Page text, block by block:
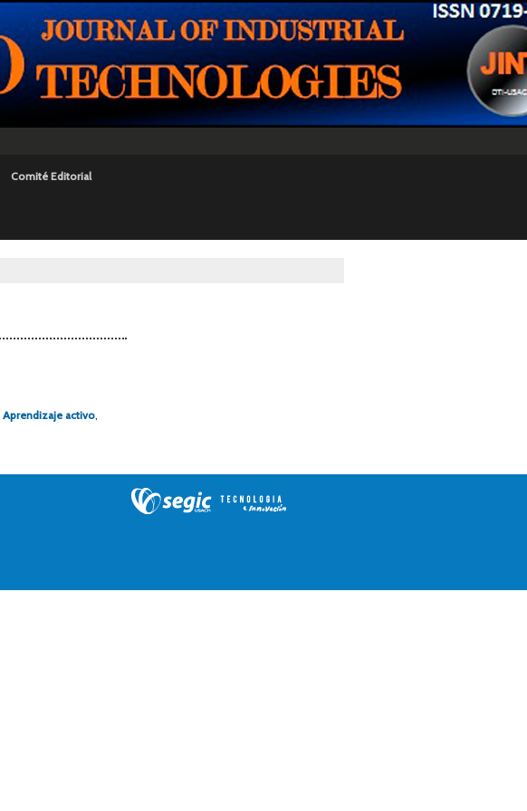
Comité Editorial
Aprendizaje activo,